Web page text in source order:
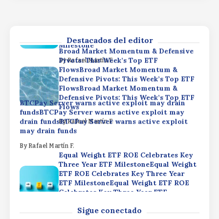
Destacados del editor
Celebrates Key Three Year ETF
Milestone
ByRafael Martín F.
Broad Market Momentum & Defensive
Pivots: This Week’s Top ETF
FlowsBroad Market Momentum &
Defensive Pivots: This Week’s Top ETF
FlowsBroad Market Momentum &
Defensive Pivots: This Week’s Top ETF
Flows
ByRafael Martín F.
BTCPay Server warns active exploit may drain
fundsBTCPay Server warns active exploit may
drain fundsBTCPay Server warns active exploit
may drain funds
By Rafael Martín F.
Equal Weight ETF ROE Celebrates Key
Three Year ETF MilestoneEqual Weight
ETF ROE Celebrates Key Three Year
ETF MilestoneEqual Weight ETF ROE
Celebrates Key Three Year ETF
Rafael Martín F.
Broad Market Momentum & Defensive
Pivots: This Week’s Top ETF
Sigue conectado